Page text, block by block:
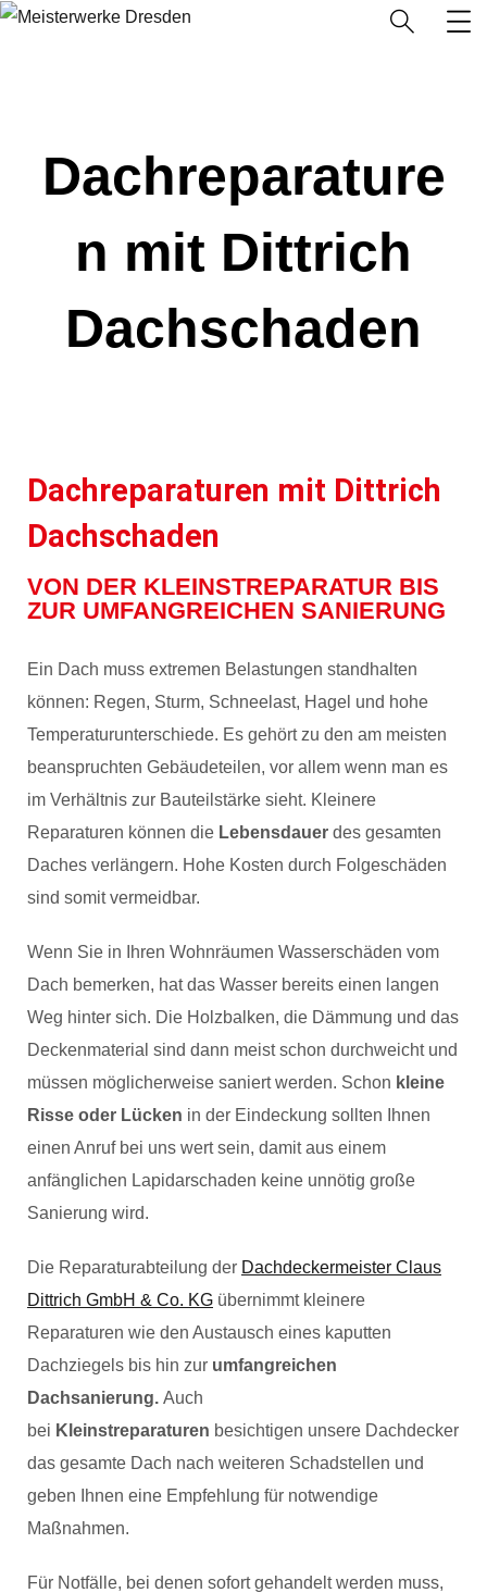
Dachreparature
n mit Dittrich
Dachschaden
Dachreparaturen mit Dittrich
Dachschaden
VON DER KLEINSTREPARATUR BIS
ZUR UMFANGREICHEN SANIERUNG
Ein Dach muss extremen Belastungen standhalten
können: Regen, Sturm, Schneelast, Hagel und hohe
Temperaturunterschiede. Es gehört zu den am meisten
beanspruchten Gebäudeteilen, vor allem wenn man es
im Verhältnis zur Bauteilstärke sieht. Kleinere
Reparaturen können die Lebensdauer des gesamten
Daches verlängern. Hohe Kosten durch Folgeschäden
sind somit vermeidbar.
Wenn Sie in Ihren Wohnräumen Wasserschäden vom
Dach bemerken, hat das Wasser bereits einen langen
Weg hinter sich. Die Holzbalken, die Dämmung und das
Deckenmaterial sind dann meist schon durchweicht und
müssen möglicherweise saniert werden. Schon kleine
Risse oder Lücken in der Eindeckung sollten Ihnen
einen Anruf bei uns wert sein, damit aus einem
anfänglichen Lapidarschaden keine unnötig große
Sanierung wird.
Die Reparaturabteilung der Dachdeckermeister Claus
Dittrich GmbH & Co. KG übernimmt kleinere
Reparaturen wie den Austausch eines kaputten
Dachziegels bis hin zur umfangreichen
Dachsanierung. Auch
bei Kleinstreparaturen besichtigen unsere Dachdecker
das gesamte Dach nach weiteren Schadstellen und
geben Ihnen eine Empfehlung für notwendige
Maßnahmen.
Für Notfälle, bei denen sofort gehandelt werden muss,